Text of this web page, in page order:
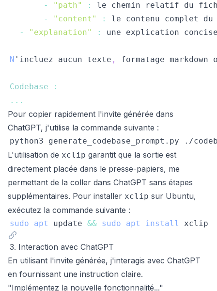
-
"path"
:
-
"content"
:
-
"explanation" :
N 'incluez aucun texte , formatage
Codebase
:
...
Pour copier rapidement l'invite générée dans
ChatGPT, j'utilise la commande suivante :
python3 generate_codebase_prompt.py ./
L'utilisation de xclip garantit que la sortie est
directement placée dans le presse-papiers, me
permettant de la coller dans ChatGPT sans étapes
supplémentaires. Pour installer xclip sur Ubuntu,
exécutez la commande suivante :
sudo apt update && sudo apt install
3. Interaction avec ChatGPT
En utilisant l'invite générée, j'interagis avec ChatGPT
en fournissant une instruction claire.
"Implémentez la nouvelle fonctionnalité..."